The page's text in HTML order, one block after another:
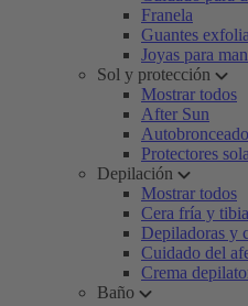
Franela
Guantes
Joyas para
Sol y protección
Mostrar todos
After Sun
Protectores
Depilación
Mostrar todos
Cera fría y tibia
Depiladoras y
Cuidado del
Crema
Baño